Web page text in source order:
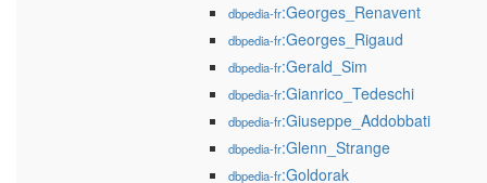
dbpedia-fr:Georges_Renavent
dbpedia-fr:Georges_Rigaud
dbpedia-fr:Gerald_Sim
dbpedia-fr:Gianrico_Tedeschi
dbpedia-fr:Giuseppe_Addobbati
dbpedia-fr:Glenn_Strange
dbpedia-fr:Goldorak